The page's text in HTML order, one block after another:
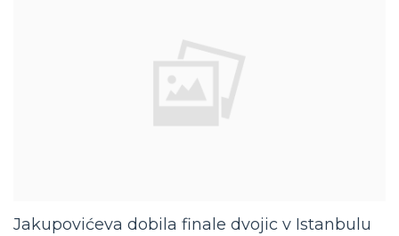
Jakupovićeva dobila finale dvojic v Istanbulu